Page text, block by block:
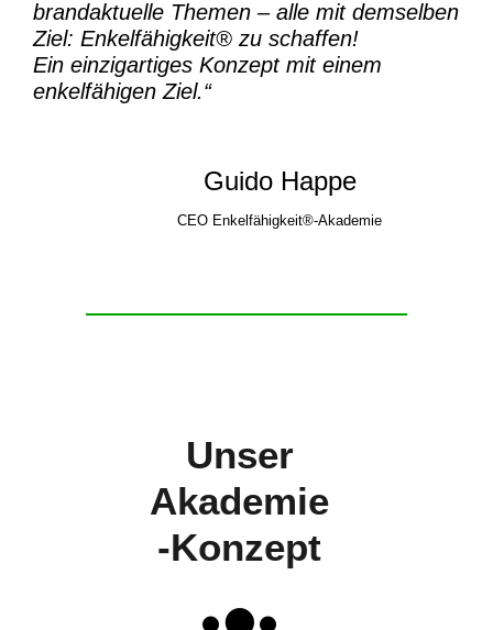
brandaktuelle Themen – alle mit demselben
Ziel: Enkelfähigkeit® zu schaffen!
Ein einzigartiges Konzept mit einem
enkelfähigen Ziel.“
Guido Happe
CEO Enkelfähigkeit®-Akademie
Unser
Akademie
-Konzept